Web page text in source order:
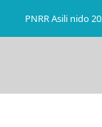
PNRR Asili nido